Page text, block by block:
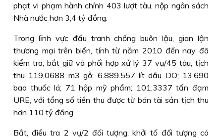
phạt vi phạm hành chính 403 lượt tàu, nộp ngân sách
Nhà nước hơn 3,4 tỷ đồng.
Trong lĩnh vực đấu tranh chống buôn lậu, gian lận
thương mại trên biển, tính từ năm 2010 đến nay đã
kiểm tra, bắt giữ và phối hợp xử lý 37 vụ/45 tàu, tịch
thu 119,0688 m3 gỗ; 6.889.557 lít dầu DO; 13.690
bao thuốc lá; 71 hộp mỹ phẩm; 101,3337 tấn đạm
URE, với tổng số tiền thu được từ bán tài sản tịch thu
hơn 110 tỷ đồng.
Bắt, điều tra 2 vụ/2 đối tượng, khởi tố đối tượng có